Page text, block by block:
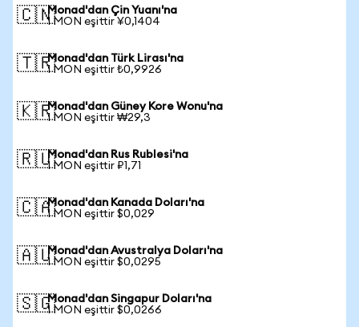
🇨🇳Monad'dan Çin Yuanı'na
1 MON eşittir ¥0,1404
🇹🇷Monad'dan Türk Lirası'na
1 MON eşittir ₺0,9926
🇰🇷Monad'dan Güney Kore Wonu'na
1 MON eşittir ₩29,3
🇷🇺Monad'dan Rus Rublesi'na
1 MON eşittir ₽1,71
🇨🇦Monad'dan Kanada Doları'na
1 MON eşittir $0,029
🇦🇺Monad'dan Avustralya Doları'na
1 MON eşittir $0,0295
🇸🇬Monad'dan Singapur Doları'na
1 MON eşittir $0,0266